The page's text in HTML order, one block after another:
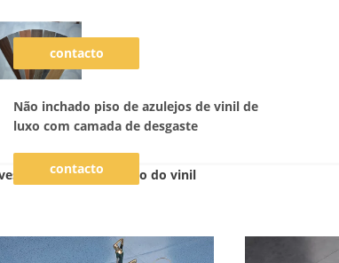
contacto
Não inchado piso de azulejos de vinil de
luxo com camada de desgaste
contacto
autoadesivo do vinil